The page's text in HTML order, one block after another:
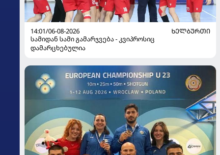
14:01/06-08-2026
ᲮᲔᲚᲑᲣᲠᲗᲘ
სამიდან სამი გამარჯვება - კვიპროსიც
დამარცხებულია